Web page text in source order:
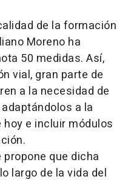
de la formación
Moreno ha
50 medidas. Así,
vial, gran parte de
a la necesidad de
a la
e incluir módulos
que dicha
largo de la vida del